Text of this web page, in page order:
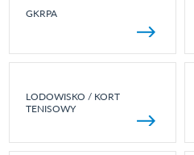
GKRPA
LODOWISKO / KORT
TENISOWY